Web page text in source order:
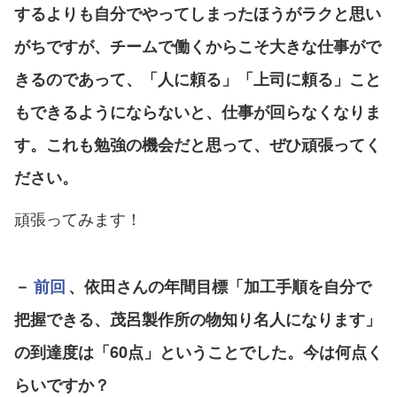
するよりも自分でやってしまったほうがラクと思い
がちですが、チームで働くからこそ大きな仕事がで
きるのであって、「人に頼る」「上司に頼る」こと
もできるようにならないと、仕事が回らなくなりま
す。これも勉強の機会だと思って、ぜひ頑張ってく
ださい。
頑張ってみます！
－ 前回 、依田さんの年間目標「加工手順を自分で
把握できる、茂呂製作所の物知り名人になります」
の到達度は「60点」ということでした。今は何点く
らいですか？